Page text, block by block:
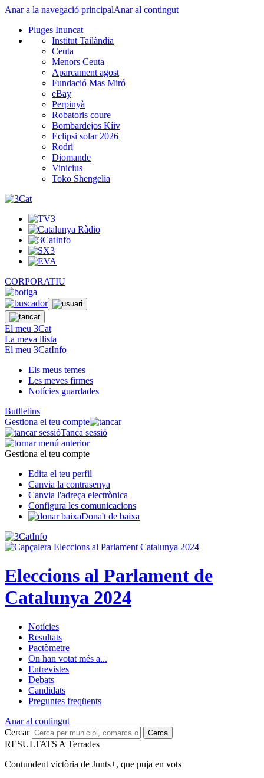
Anar a la navegació principalAnar al contingut
Pluges Inuncat
Institut Tailàndia
Ceuta
Menors Ceuta
Aparcament agost
Fundació Mas Miró
eBay
Perpinyà
Robatoris coure
Bombardejos Kíiv
Eclipsi solar 2026
Rodri
Diomande
Vinicius
Toko Shengelia
CORPORATIU
El meu 3Cat
La meva llista
El meu 3CatInfo
Els meus temes
Les meves firmes
Notícies guardades
Butlletins
Gestiona el teu compte
Tanca sessió
Gestiona el teu compte
Edita el teu perfil
Canvia la contrasenya
Canvia l'adreça electrònica
Configura les comunicacions
Dona't de baixa
Eleccions al Parlament de
Catalunya 2024
Notícies
Resultats
Pactòmetre
On han votat més a...
Entrevistes
Debats
Candidats
Preguntes freqüents
Anar al contingut
Cercar
Cerca
RESULTATS A Terrades
Contundent victòria de Junts+, que puja en vots